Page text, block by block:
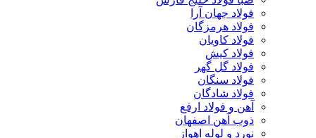
فولاد جهان آرا
فولاد هرمزگان
فولاد کاویان
فولاد کیش
فولاد گل گهر
فولاد سنگان
فولاد شادگان
آهن و فولاد ارفع
ذوب آهن اصفهان
نورد و لوله اهواز